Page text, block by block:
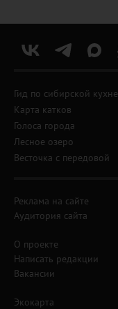
Гид по сибирской кухне
Карта катков
Голоса города
Лесное озеро
Весточка с передовой
Реклама на сайте
Аудитория сайта
О проекте
Написать редакции
Вакансии
Экокарта